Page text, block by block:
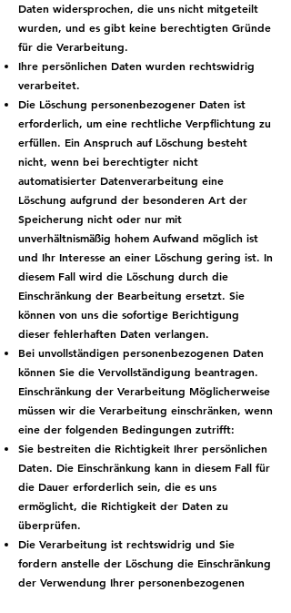
Daten widersprochen, die uns nicht mitgeteilt
wurden, und es gibt keine berechtigten Gründe
für die Verarbeitung.
Ihre persönlichen Daten wurden rechtswidrig
verarbeitet.
Die Löschung personenbezogener Daten ist
erforderlich, um eine rechtliche Verpflichtung zu
erfüllen. Ein Anspruch auf Löschung besteht
nicht, wenn bei berechtigter nicht
automatisierter Datenverarbeitung eine
Löschung aufgrund der besonderen Art der
Speicherung nicht oder nur mit
unverhältnismäßig hohem Aufwand möglich ist
und Ihr Interesse an einer Löschung gering ist. In
diesem Fall wird die Löschung durch die
Einschränkung der Bearbeitung ersetzt. Sie
können von uns die sofortige Berichtigung
dieser fehlerhaften Daten verlangen.
Bei unvollständigen personenbezogenen Daten
können Sie die Vervollständigung beantragen.
Einschränkung der Verarbeitung Möglicherweise
müssen wir die Verarbeitung einschränken, wenn
eine der folgenden Bedingungen zutrifft:
Sie bestreiten die Richtigkeit Ihrer persönlichen
Daten. Die Einschränkung kann in diesem Fall für
die Dauer erforderlich sein, die es uns
ermöglicht, die Richtigkeit der Daten zu
überprüfen.
Die Verarbeitung ist rechtswidrig und Sie
fordern anstelle der Löschung die Einschränkung
der Verwendung Ihrer personenbezogenen